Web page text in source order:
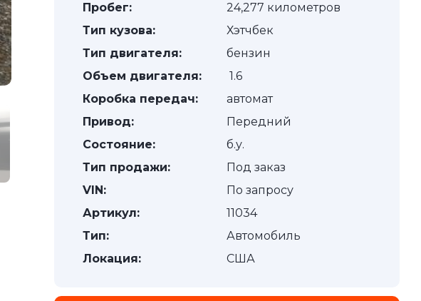
Пробег:
24,277 километров
Тип кузова:
Хэтчбек
Тип двигателя:
бензин
Объем двигателя:
1.6
Коробка передач:
автомат
Привод:
Передний
Состояние:
б.у.
Тип продажи:
Под заказ
VIN:
По запросу
Артикул:
11034
Тип:
Автомобиль
Локация:
США